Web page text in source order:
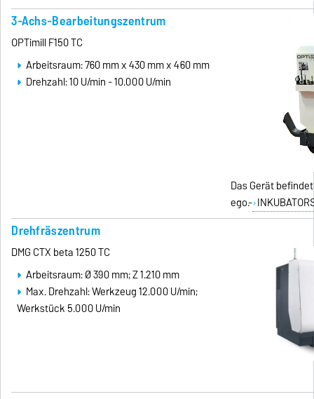
3-Achs-Bearbeitungszentrum
OPTimill F150 TC
Arbeitsraum: 760 mm x 430 mm x 460 mm
Drehzahl: 10 U/min - 10.000 U/min
Das Gerät
ego.-
Drehfräszentrum
DMG CTX beta 1250 TC
Arbeitsraum: Ø 390 mm; Z 1.210 mm
Max. Drehzahl: Werkzeug 12.000 U/min;
Werkstück 5.000 U/min